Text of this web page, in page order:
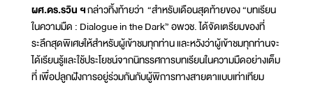
ผศ.ดร.รวิน ฯกล่าวทิ้งท้ายว่า “สำหรับเดือนสุดท้ายของ “บทเรียน
ในความมืด : Dialogue in the Dark” อพวช. ได้จัดเตรียมของที่
ระลึกสุดพิเศษให้สำหรับผู้เข้าชมทุกท่าน และหวังว่าผู้เข้าชมทุกท่านจะ
ได้เรียนรู้และใช้ประโยชน์จากนิทรรศการบทเรียนในความมืดอย่างเต็ม
ที่ เพื่อปลูกฝังการอยู่ร่วมกันกับผู้พิการทางสายตาแบบเท่าเทียม